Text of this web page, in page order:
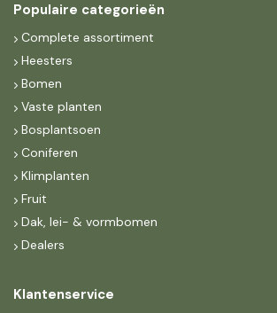
Populaire categorieën
Complete assortiment
Heesters
Bomen
Vaste planten
Bosplantsoen
Coniferen
Klimplanten
Fruit
Dak, lei- & vormbomen
Dealers
Klantenservice